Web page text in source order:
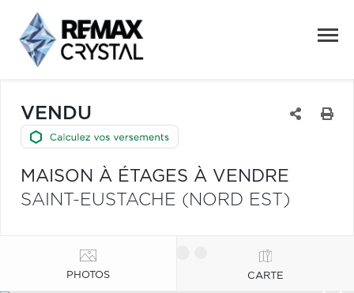
VENDU
MAISON À ÉTAGES À VENDRE
SAINT-EUSTACHE (NORD EST)
PHOTOS CARTE